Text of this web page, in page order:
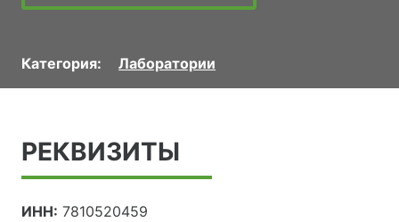
Категория: Лаборатории
РЕКВИЗИТЫ
ИНН: 7810520459